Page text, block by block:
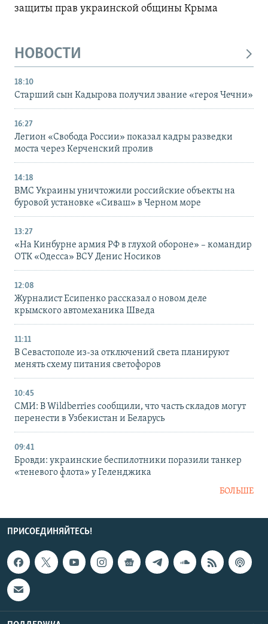
защиты прав украинской общины Крыма
НОВОСТИ
18:10
Старший сын Кадырова получил звание «героя Чечни»
16:27
Легион «Свобода России» показал кадры разведки
моста через Керченский пролив
14:18
ВМС Украины уничтожили российские объекты на
буровой установке «Сиваш» в Черном море
13:27
«На Кинбурне армия РФ в глухой обороне» – командир
ОТК «Одесса» ВСУ Денис Носиков
12:08
Журналист Есипенко рассказал о новом деле
крымского автомеханика Шведа
11:11
В Севастополе из-за отключений света планируют
менять схему питания светофоров
10:45
СМИ: В Wildberries сообщили, что часть складов могут
перенести в Узбекистан и Беларусь
09:41
Бровди: украинские беспилотники поразили танкер
«теневого флота» у Геленджика
БОЛЬШЕ
ПРИСОЕДИНЯЙТЕСЬ!